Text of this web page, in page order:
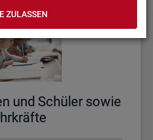
ZULASSEN
und Schü­ler sowie